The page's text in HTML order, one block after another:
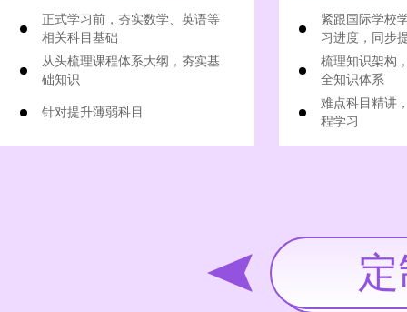
正式学习前，夯实数学、英语等
相关科目基础
从头梳理课程体系大纲，夯实基
础知识
针对提升薄弱科目
紧跟国际学校
习进度，同步
梳理知识架构
全知识体系
难点科目精讲
程学习